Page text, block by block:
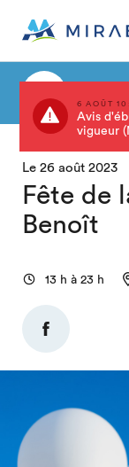
6 AOÛT
Avis
vigueur
Le 26 août 2023
Fête de
Benoît
13 h à 23 h